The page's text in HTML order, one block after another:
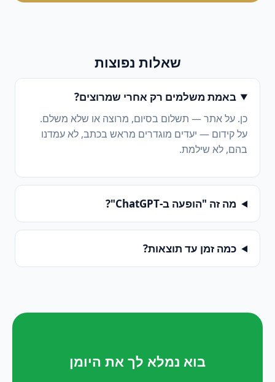
שאלות נפוצות
באמת משלמים רק אחרי שמרוצים?
כן. על אתר — תשלום בסיום, מרוצה או שלא משלם.
על קידום — יעדים מוגדרים מראש בכתב, לא עמדנו
בהם, לא שילמת.
מה זה "הופעה ב-ChatGPT"?
כמה זמן עד תוצאות?
בוא נמלא לך את היומן